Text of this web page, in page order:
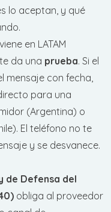
lo aceptan, y qué
en LATAM
da una prueba. Si el
mensaje con fecha,
para una
(Argentina) o
El teléfono no te
y se desvanece.
de Defensa del
obliga al proveedor